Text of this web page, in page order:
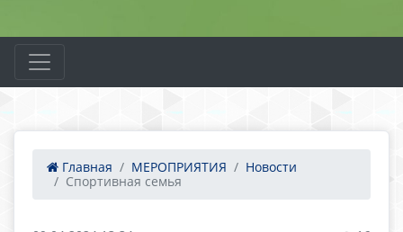
Главная МЕРОПРИЯТИЯ
Новости
Спортивная семья